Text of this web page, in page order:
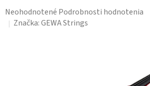
Priemerné
hodnotenie
Neohodnotené Podrobnosti hodnotenia
Značka:GEWA Strings